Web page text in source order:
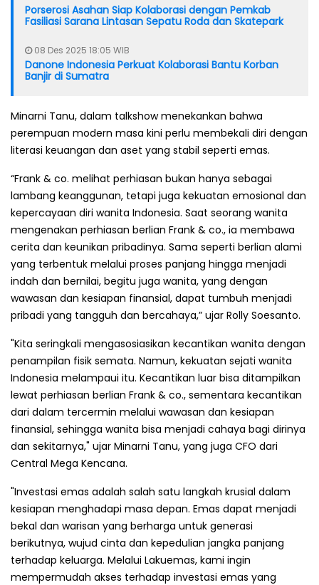
Porserosi Asahan Siap Kolaborasi dengan Pemkab
Fasiliasi Sarana Lintasan Sepatu Roda dan Skatepark
08 Des 2025 18:05 WIB
Danone Indonesia Perkuat Kolaborasi Bantu Korban
Banjir di Sumatra
Minarni Tanu, dalam talkshow menekankan bahwa
perempuan modern masa kini perlu membekali diri dengan
literasi keuangan dan aset yang stabil seperti emas.
“Frank & co. melihat perhiasan bukan hanya sebagai
lambang keanggunan, tetapi juga kekuatan emosional dan
kepercayaan diri wanita Indonesia. Saat seorang wanita
mengenakan perhiasan berlian Frank & co., ia membawa
cerita dan keunikan pribadinya. Sama seperti berlian alami
yang terbentuk melalui proses panjang hingga menjadi
indah dan bernilai, begitu juga wanita, yang dengan
wawasan dan kesiapan finansial, dapat tumbuh menjadi
pribadi yang tangguh dan bercahaya,” ujar Rolly Soesanto.
"Kita seringkali mengasosiasikan kecantikan wanita dengan
penampilan fisik semata. Namun, kekuatan sejati wanita
Indonesia melampaui itu. Kecantikan luar bisa ditampilkan
lewat perhiasan berlian Frank & co., sementara kecantikan
dari dalam tercermin melalui wawasan dan kesiapan
finansial, sehingga wanita bisa menjadi cahaya bagi dirinya
dan sekitarnya," ujar Minarni Tanu, yang juga CFO dari
Central Mega Kencana.
"Investasi emas adalah salah satu langkah krusial dalam
kesiapan menghadapi masa depan. Emas dapat menjadi
bekal dan warisan yang berharga untuk generasi
berikutnya, wujud cinta dan kepedulian jangka panjang
terhadap keluarga. Melalui Lakuemas, kami ingin
mempermudah akses terhadap investasi emas yang